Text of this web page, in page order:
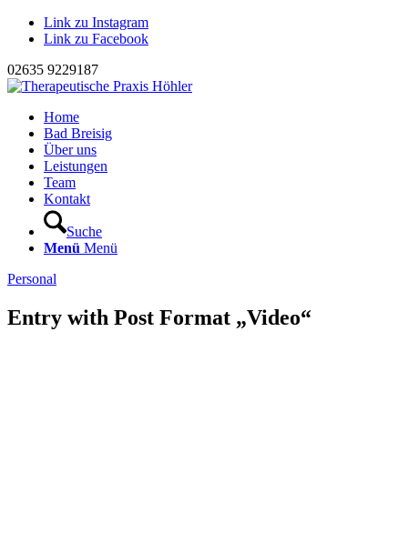
Link zu Instagram
Link zu Facebook
02635 9229187
Home
Bad Breisig
Über uns
Leistungen
Team
Kontakt
Suche
Menü Menü
Personal
Entry with Post Format „Video“